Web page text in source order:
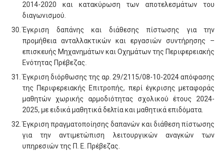
2014-2020 και κατακύρωση των αποτελεσμάτων του
διαγωνισμού.
Έγκριση δαπάνης και διάθεσης πίστωσης για την
προμήθεια ανταλλακτικών και εργασιών συντήρησης –
επισκευής Μηχανημάτων και Οχημάτων της Περιφερειακής
Ενότητας Πρέβεζας.
Έγκριση διόρθωσης της αρ. 29/2115/08-10-2024 απόφασης
της Περιφερειακής Επιτροπής, περί έγκρισης μεταφοράς
μαθητών χωρικής αρμοδιότητας σχολικού έτους 2024-
2025, με ειδικά μαθητικά δελτία και μαθητικά επιδόματα.
Έγκριση πραγματοποίησης δαπανών και διάθεση πίστωσης
για την αντιμετώπιση λειτουργικών αναγκών των
υπηρεσιών της Π. Ε. Πρέβεζας.